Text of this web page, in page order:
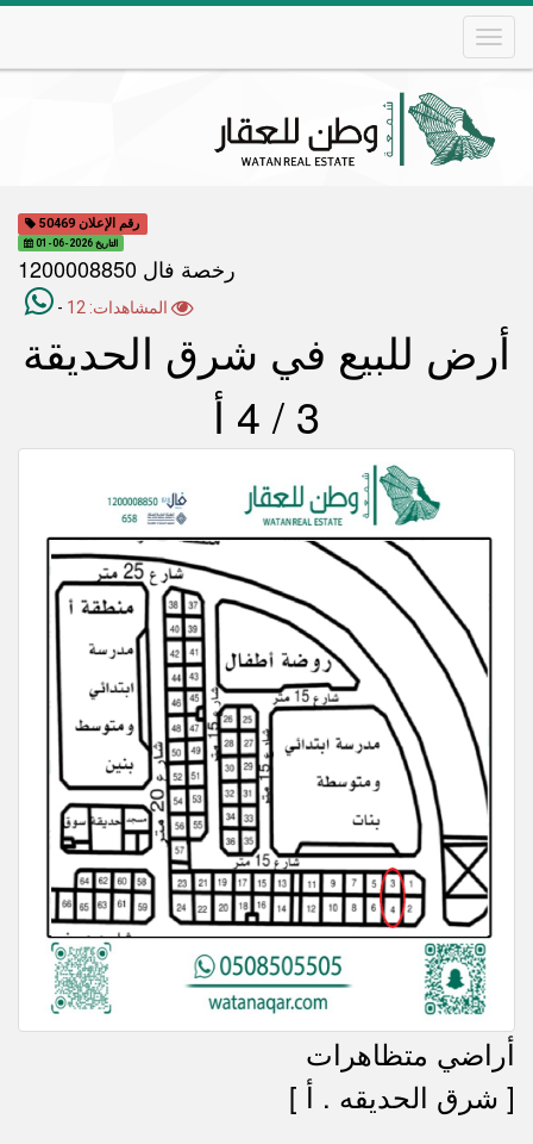
Skip
رقم الإعلان 50469
التاريخ 2026-06-01
رخصة فال 1200008850
-
أرض للبيع في شرق الحديقة
3 / 4 أ
أراضي متظاهرات
[ شرق الحديقه . أ ]